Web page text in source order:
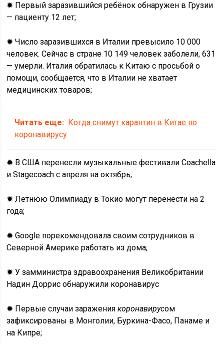
✹ Первый заразившийся ребёнок обнаружен в Грузии
— пациенту 12 лет;
✹ Число заразившихся в Италии превысило 10 000
человек. Сейчас в стране 10 149 человек заболели, 631
— умерли. Италия обратилась к Китаю с просьбой о
помощи, сообщается, что в Италии не хватает
медицинских товаров;
Читать еще: Когда снимут карантин в Китае по
коронавирусу
✹ В США перенесли музыкальные фестивали Coachella
и Stagecoach с апреля на октябрь;
✹ Летнюю Олимпиаду в Токио могут перенести на 2
года;
✹ Google порекомендовала своим сотрудников в
Северной Америке работать из дома;
✹ У замминистра здравоохранения Великобритании
Надин Доррис обнаружили коронавирус
✹ Первые случаи заражениякоронавирусом
зафиксированы в Монголии, Буркина-Фасо, Панаме и
на Кипре;